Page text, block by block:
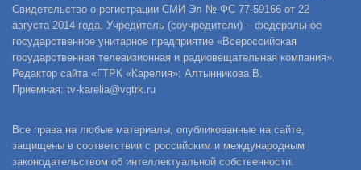
Свидетельство о регистрации СМИ Эл № ФС 77-59166 от 22
августа 2014 года. Учредитель (соучредители) – федеральное
государственное унитарное предприятие «Всероссийская
государственная телевизионная и радиовещательная компания».
Редактор сайта «ГТРК «Карелия»: Алтынникова В.
Приемная: tv-karelia@vgtrk.ru
Все права на любые материалы, опубликованные на сайте,
защищены в соответствии с российским и международным
законодательством об интеллектуальной собственности.